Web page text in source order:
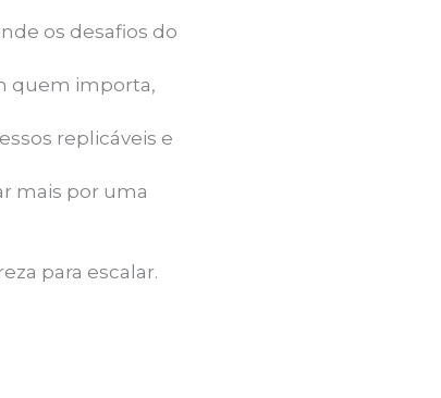
os desafios do
quem importa,
replicáveis e
mais por uma
para escalar.